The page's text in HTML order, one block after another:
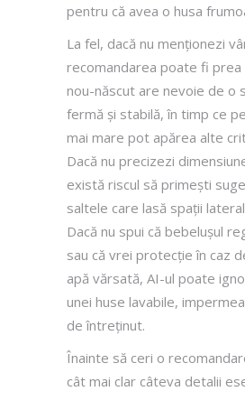
pentru că avea o husa
La fel, dacă nu menționezi
recomandarea poate fi prea
nou-născut are nevoie de o
fermă și stabilă, în timp ce
mai mare pot apărea alte
Dacă nu precizezi
există riscul să primești
saltele care lasă spații
Dacă nu spui că bebelușul
sau că vrei protecție în caz
apă vărsată, AI-ul poate
unei huse lavabile,
de întreținut.
Înainte să ceri o
cât mai clar câteva detalii